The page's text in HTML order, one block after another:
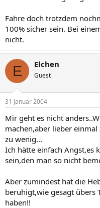
Fahre doch trotzdem
100% sicher sein. Bei
nicht.
E Elchen
Guest
31 Januar 2004
Mir geht es nicht
machen,aber lieber
zu wenig...
Ich hätte einfach Angst,es
sein,den man so nicht
Aber zumindest hat die
beruhigt,wie gesagt übers
haben!!